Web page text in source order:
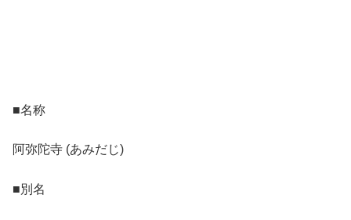
■名称
阿弥陀寺 (あみだじ)
■別名